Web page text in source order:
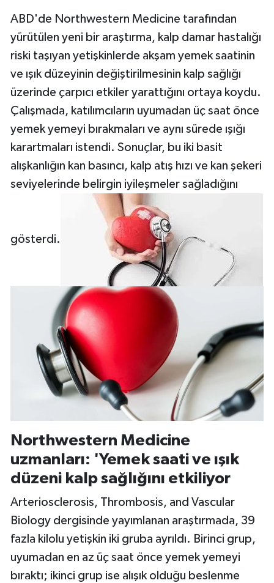
ABD'de Northwestern Medicine tarafından
yürütülen yeni bir araştırma, kalp damar hastalığı
riski taşıyan yetişkinlerde akşam yemek saatinin
ve ışık düzeyinin değiştirilmesinin kalp sağlığı
üzerinde çarpıcı etkiler yarattığını ortaya koydu.
Çalışmada, katılımcıların uyumadan üç saat önce
yemek yemeyi bırakmaları ve aynı sürede ışığı
karartmaları istendi. Sonuçlar, bu iki basit
alışkanlığın kan basıncı, kalp atış hızı ve kan şekeri
seviyelerinde belirgin iyileşmeler sağladığını
gösterdi.
Northwestern Medicine
uzmanları: 'Yemek saati ve ışık
düzeni kalp sağlığını etkiliyor
Arteriosclerosis, Thrombosis, and Vascular
Biology dergisinde yayımlanan araştırmada, 39
fazla kilolu yetişkin iki gruba ayrıldı. Birinci grup,
uyumadan en az üç saat önce yemek yemeyi
bıraktı; ikinci grup ise alışık olduğu beslenme